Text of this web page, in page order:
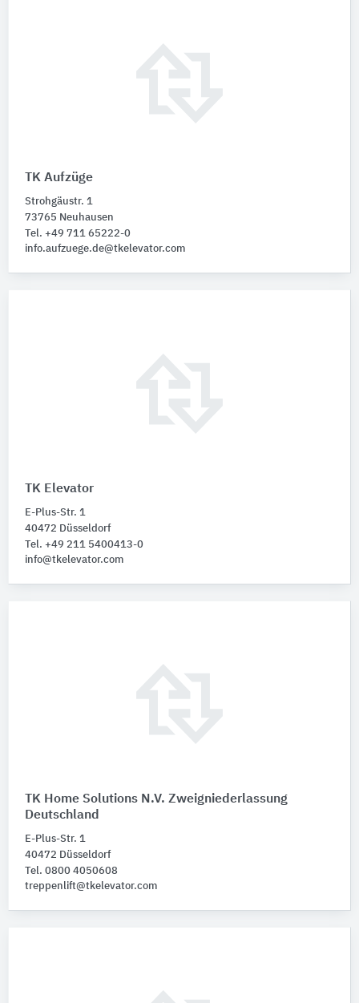
TK Aufzüge
Strohgäustr. 1
73765 Neuhausen
Tel. +49 711 65222-0
info.aufzuege.de@tkelevator.com
TK Elevator
E-Plus-Str. 1
40472 Düsseldorf
Tel. +49 211 5400413-0
info@tkelevator.com
TK Home Solutions N.V. Zweigniederlassung
Deutschland
E-Plus-Str. 1
40472 Düsseldorf
Tel. 0800 4050608
treppenlift@tkelevator.com